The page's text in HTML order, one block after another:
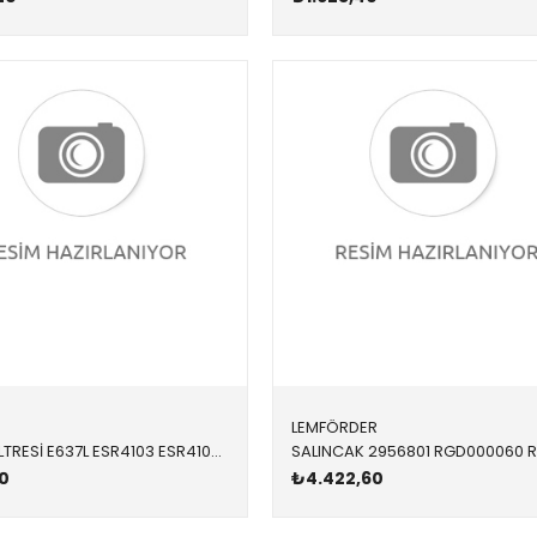
HAVA FİLTRESİ E637L ESR4103 ESR4103 FREELANDER 1 1.8,2.0D 1996-2006
LEMFÖRDER
₺4.422,60